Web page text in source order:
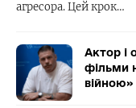
агресора. Цей крок…
Актор і
фільми
війною»